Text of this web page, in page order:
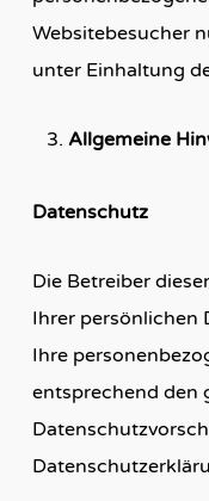
Websitebesucher
unter Einhaltung
Allgemeine
Datenschutz
Die Betreiber
Ihrer persönlichen
Ihre
entsprechend den